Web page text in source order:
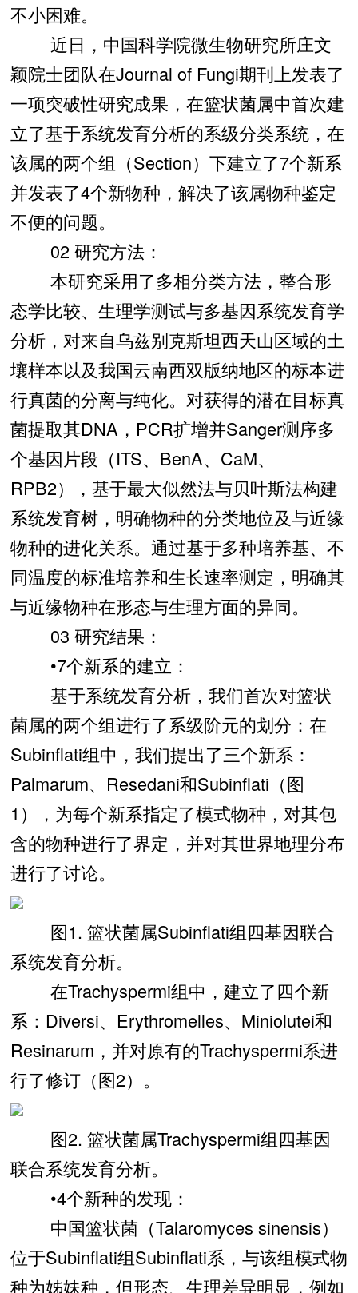
不小困难。
近日，中国科学院微生物研究所庄文
颖院士团队在Journal of Fungi期刊上发表了
一项突破性研究成果，在篮状菌属中首次建
立了基于系统发育分析的系级分类系统，在
该属的两个组（Section）下建立了7个新系
并发表了4个新物种，解决了该属物种鉴定
不便的问题。
02 研究方法：
本研究采用了多相分类方法，整合形
态学比较、生理学测试与多基因系统发育学
分析，对来自乌兹别克斯坦西天山区域的土
壤样本以及我国云南西双版纳地区的标本进
行真菌的分离与纯化。对获得的潜在目标真
菌提取其DNA，PCR扩增并Sanger测序多
个基因片段（ITS、BenA、CaM、
RPB2），基于最大似然法与贝叶斯法构建
系统发育树，明确物种的分类地位及与近缘
物种的进化关系。通过基于多种培养基、不
同温度的标准培养和生长速率测定，明确其
与近缘物种在形态与生理方面的异同。
03 研究结果：
•7个新系的建立：
基于系统发育分析，我们首次对篮状
菌属的两个组进行了系级阶元的划分：在
Subinflati组中，我们提出了三个新系：
Palmarum、Resedani和Subinflati（图
1），为每个新系指定了模式物种，对其包
含的物种进行了界定，并对其世界地理分布
进行了讨论。
图1. 篮状菌属Subinflati组四基因联合
系统发育分析。
在Trachyspermi组中，建立了四个新
系：Diversi、Erythromelles、Miniolutei和
Resinarum，并对原有的Trachyspermi系进
行了修订（图2）。
图2. 篮状菌属Trachyspermi组四基因
联合系统发育分析。
•4个新种的发现：
中国篮状菌（Talaromyces sinensis）
位于Subinflati组Subinflati系，与该组模式物
种为姊妹种，但形态、生理差异明显，例如